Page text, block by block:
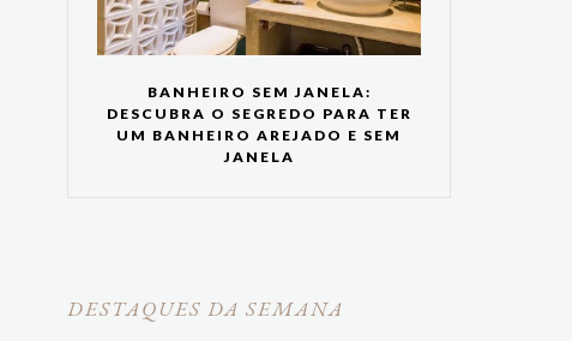
BANHEIRO SEM JANELA:
DESCUBRA O SEGREDO PARA TER
UM BANHEIRO AREJADO E SEM
JANELA
DESTAQUES DA SEMANA